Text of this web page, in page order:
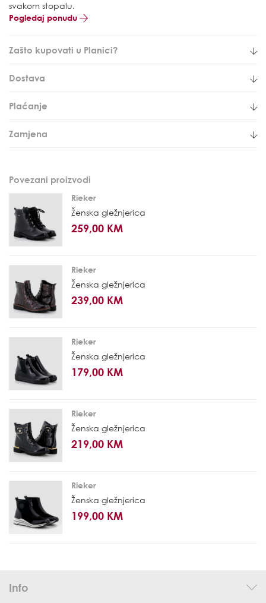
svakom stopalu.
Pogledaj ponudu
Zašto kupovati u Planici?
Dostava
Plaćanje
Zamjena
Povezani proizvodi
Rieker
Ženska gležnjerica
259,00 KM
Rieker
Ženska gležnjerica
239,00 KM
Rieker
Ženska gležnjerica
179,00 KM
Rieker
Ženska gležnjerica
219,00 KM
Rieker
Ženska gležnjerica
199,00 KM
Info